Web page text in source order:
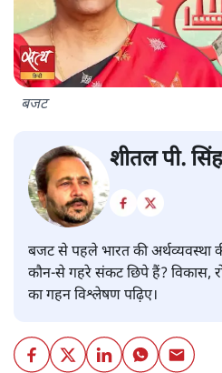
बजट
शीतल पी. सिंह
बजट से पहले भारत की अर्थव्यवस्था
कौन-से गहरे संकट छिपे हैं? विकास,
का गहन विश्लेषण पढ़िए।